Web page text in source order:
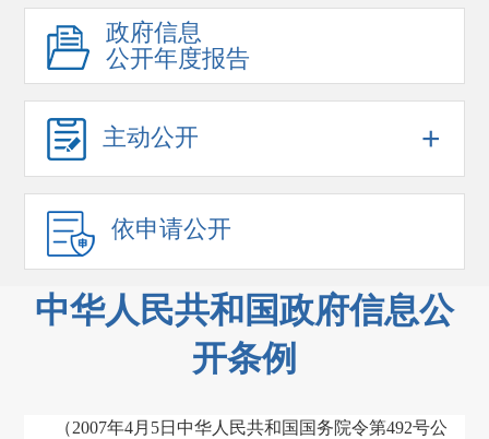
政府信息
公开年度报告
主动公开 +
依申请公开
中华人民共和国政府信息公
开条例
（2007年4月 5日中华人民共和国国务院令第492号公